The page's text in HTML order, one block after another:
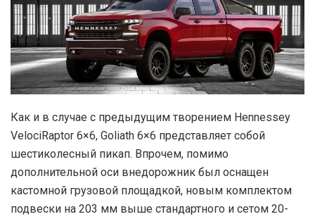
Как и в случае с предыдущим творением Hennessey
VelociRaptor 6×6, Goliath 6×6 представляет собой
шестиколесный пикап. Впрочем, помимо
дополнительной оси внедорожник был оснащен
кастомной грузовой площадкой, новым комплектом
подвески на 203 мм выше стандартного и сетом 20-